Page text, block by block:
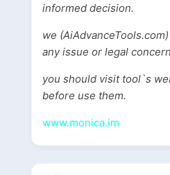
informed decision.
we
any issue or legal
you should visit tool`s
before use them.
www.monica.im